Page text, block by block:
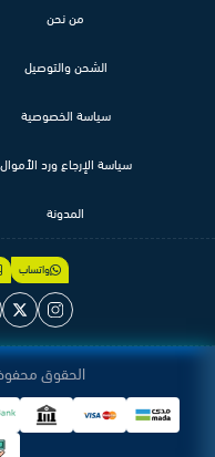
من نحن
الشحن والتوصيل
سياسة الخصوصية
سياسة الإرجاع ورد الأموال
المدونة
واتساب
الحقوق محفوظة |